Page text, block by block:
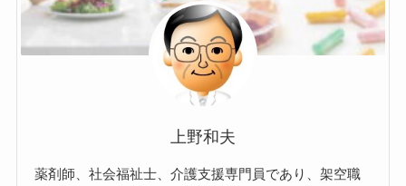
上野和夫
薬剤師、社会福祉士、介護支援専門員であり、架空職